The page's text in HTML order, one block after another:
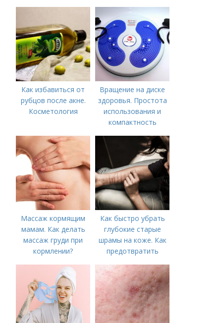
женщины, мужчины,
ребенка
Как избавиться от
рубцов после акне.
Косметология
Вращение на диске
здоровья. Простота
использования и
компактность
Массаж кормящим
мамам. Как делать
массаж груди при
кормлении?
Как быстро убрать
глубокие старые
шрамы на коже. Как
предотвратить